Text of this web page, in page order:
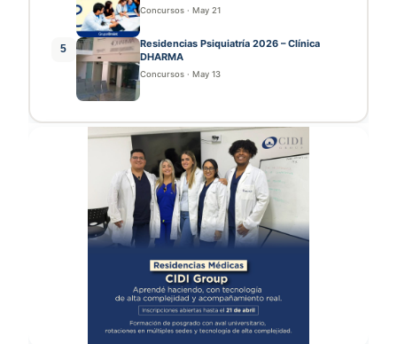
Concursos · May 21
5
Residencias Psiquiatría 2026 – Clínica
DHARMA
Concursos · May 13